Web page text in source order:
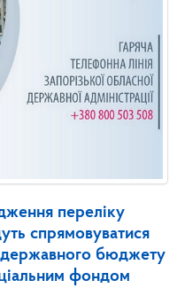
переліку
спрямовуватися
державного бюджету
фондом